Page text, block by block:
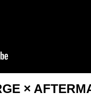
×